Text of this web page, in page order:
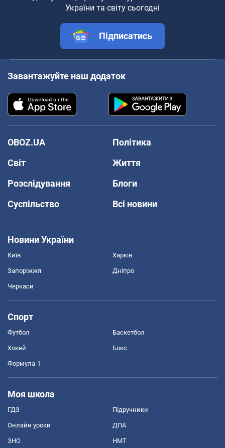
України та світу сьогодні
Підписатись
Завантажуйте наш додаток
OBOZ.UA
Політика
Світ
Життя
Розслідування
Блоги
Суспільство
Всі новини
Новини України
Київ Харків
Запоріжжя Дніпро
Черкаси
Спорт
Футбол Баскетбол
Хокей Бокс
Формула-1
Моя школа
ГДЗ Підручники
Онлайн уроки ДПА
ЗНО НМТ